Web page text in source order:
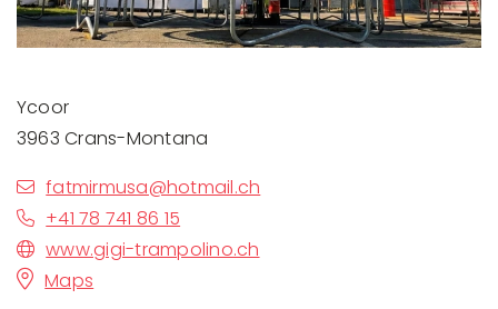
Ycoor
3963 Crans-Montana
fatmirmusa@hotmail.ch
+41 78 741 86 15
www.gigi-trampolino.ch
Maps